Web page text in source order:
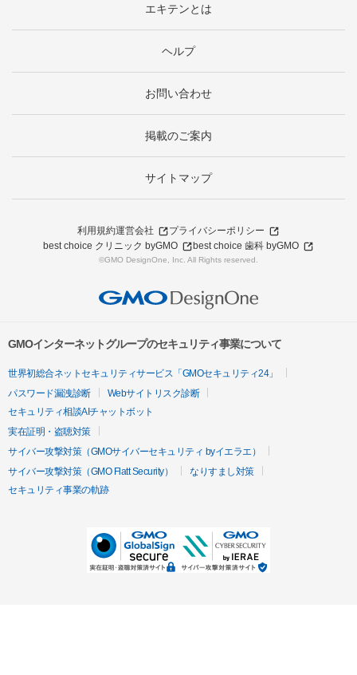
エキテンとは
ヘルプ
お問い合わせ
掲載のご案内
サイトマップ
利用規約運営会社
プライバシーポリシー
best choice クリニック byGMO
best choice 歯科 byGMO
©GMO DesignOne, Inc. All Rights reserved.
GMOインターネットグループのセキュリティ事業について
世界初総合ネットセキュリティサービス「GMOセキュリティ24」
パスワード漏洩診断
Webサイトリスク診断
セキュリティ相談AIチャットボット
実在証明・盗聴対策
サイバー攻撃対策（GMOサイバーセキュリティ byイエラエ）
サイバー攻撃対策（GMO Flatt Security）
なりすまし対策
セキュリティ事業の軌跡